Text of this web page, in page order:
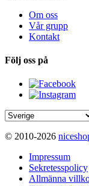
Om oss
Vår grupp
Kontakt
Följ oss på
© 2010-2026
Impressum
Sekretesspolicy
Allmänna